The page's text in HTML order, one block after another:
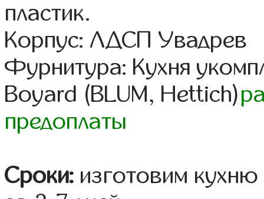
пластик.
Корпус: ЛДСП Увадрев
Фурнитура: Кухня
Boyard (BLUM, Hettich)
предоплаты
Сроки: изготовим